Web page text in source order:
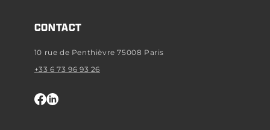
CONTACT
10 rue de Penthièvre 75008 Paris
+33 6 73 96 93 26